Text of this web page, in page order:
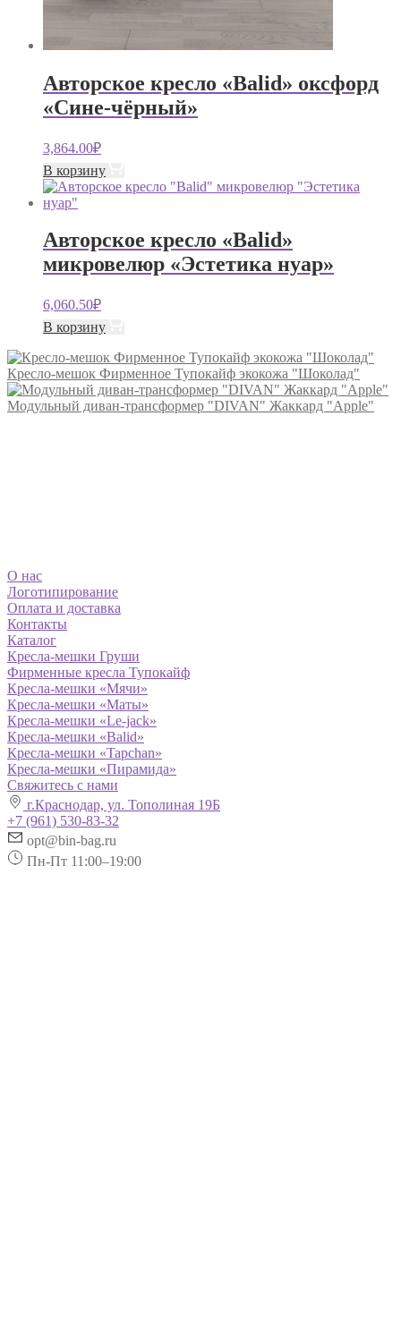
Авторское кресло «Balid» оксфорд
«Сине-чёрный»
3,864.00₽
В корзину
Авторское кресло «Balid»
микровелюр «Эстетика нуар»
6,060.50₽
В корзину
Кресло-мешок Фирменное Тупокайф экокожа "Шоколад"
Модульный диван-трансформер "DIVAN" Жаккард "Apple"
О нас
Логотипирование
Оплата и доставка
Контакты
Каталог
Кресла-мешки Груши
Фирменные кресла Тупокайф
Кресла-мешки «Мячи»
Кресла-мешки «Маты»
Кресла-мешки «Le-jack»
Кресла-мешки «Balid»
Кресла-мешки «Tapchan»
Кресла-мешки «Пирамида»
Свяжитесь с нами
г.Краснодар, ул. Тополиная 19Б
+7 (961) 530-83-32
opt@bin-bag.ru
Пн-Пт 11:00–19:00